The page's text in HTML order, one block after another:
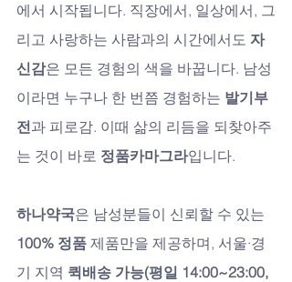
에서 시작됩니다. 직장에서, 일상에서, 그
리고 사랑하는 사람과의 시간에서도 자
신감은 모든 경험의 색을 바꿉니다. 남성
이라면 누구나 한 번쯤 경험하는 발기부
전과 피로감. 이때 삶의 리듬을 되찾아주
는 것이 바로 정품카마그라입니다.
하나약국은 남성분들이 신뢰할 수 있는
100% 정품 제품만을 제공하며, 서울·경
기 지역 퀵배송 가능(평일 14:00~23:00,